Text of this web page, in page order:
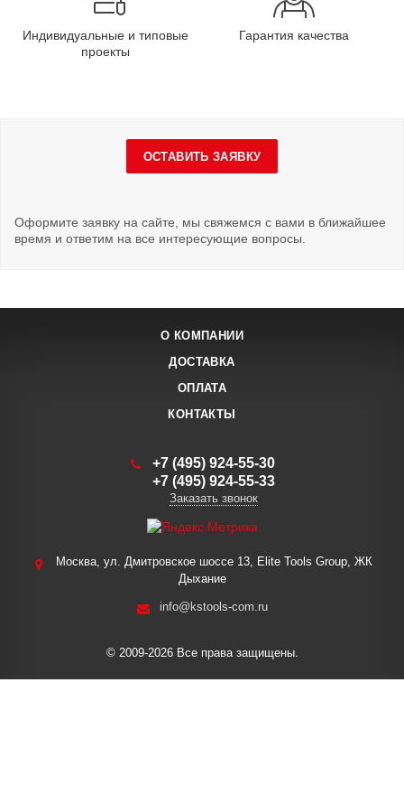
Индивидуальные и типовые
проекты
Гарантия качества
ОСТАВИТЬ ЗАЯВКУ
Оформите заявку на сайте, мы свяжемся с вами в ближайшее
время и ответим на все интересующие вопросы.
О КОМПАНИИ
ДОСТАВКА
ОПЛАТА
КОНТАКТЫ
+7 (495) 924-55-30
+7 (495) 924-55-33
Заказать звонок
Москва, ул. Дмитровское шоссе 13, Elite Tools Group, ЖК
Дыхание
info@kstools-com.ru
© 2009-2026 Все права защищены.